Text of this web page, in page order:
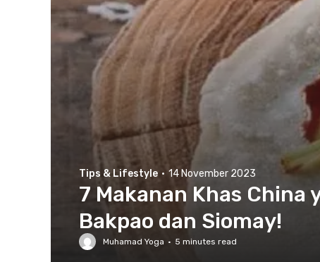
Tips & Lifestyle · 14 November 2023
7 Makanan Khas China
Bakpao dan Siomay!
Muhamad Yoga · 5 minutes read